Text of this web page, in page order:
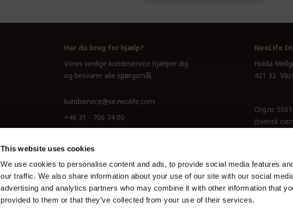
This website uses cookies
We use cookies to personalise content and ads, to provide social media features
our traffic. We also share information about your use of our site with our social
advertising and analytics partners who may combine it with other information that
provided to them or that they’ve collected from your use of their services.
Har du brug for hjælp?
Vores venlige kundeservice hjælper dig
og besvarer alle spørgsmål.
kundservice@se.neolife.com
+46 31 - 706 74 00
NeoLife
Hulda
421 32
Org.nr.
(svensk